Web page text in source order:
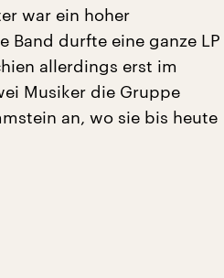
war ein hoher
Band durfte eine ganze LP
allerdings erst im
Musiker die Gruppe
an, wo sie bis heute